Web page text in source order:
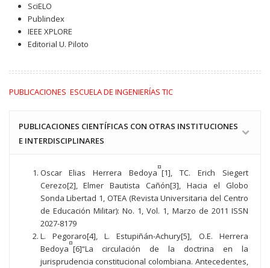
SciELO
Publindex
IEEE XPLORE
Editorial U. Piloto
PUBLICACIONES ESCUELA DE INGENIERÍAS TIC
PUBLICACIONES CIENTÍFICAS CON OTRAS INSTITUCIONES
E INTERDISCIPLINARES
Oscar Elias Herrera Bedoya
¤
[1], TC. Erich Siegert
Cerezo[2], Elmer Bautista Cañón[3], Hacia el Globo
Sonda Libertad 1, OTEA (Revista Universitaria del Centro
de Educación Militar): No. 1, Vol. 1, Marzo de 2011 ISSN
2027-8179
L. Pegoraro[4], L. Estupiñán-Achury[5], O.E. Herrera
Bedoya
¤
[6]“La circulación de la doctrina en la
jurisprudencia constitucional colombiana. Antecedentes,